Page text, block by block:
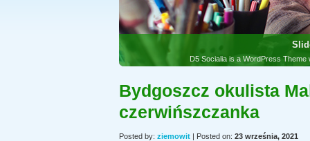
D5 Socialia is a WordPress
Bydgoszcz okulista
czerwińszczanka
Posted by: ziemowit | Posted on: 23 września, 2021